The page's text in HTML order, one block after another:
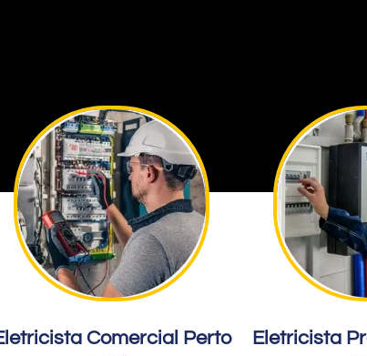
Comercial Perto
Eletricista